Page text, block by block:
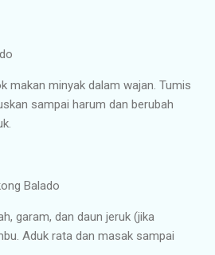
makan minyak dalam wajan. Tumis
sampai harum dan berubah
Balado
garam, dan daun jeruk (jika
Aduk rata dan masak sampai